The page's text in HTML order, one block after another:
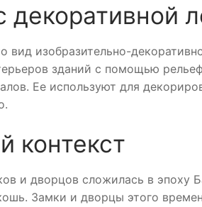
декоративной
вид изобразительно-
зданий с помощью
Ее используют для
контекст
и дворцов сложилась в эпоху
Замки и дворцы этого